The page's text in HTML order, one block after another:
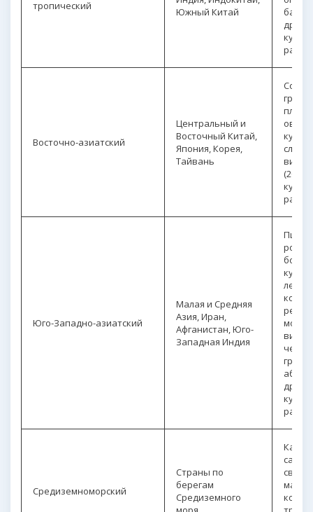
тропический
Южный Китай
др.
Восточно-азиатский
Центральный и
Восточный Китай,
Япония, Корея,
Тайвань
Соя,
слива,
(20%
Юго-Западно-азиатский
Малая и Средняя
Азия, Иран,
Афганистан, Юго-
Западная Индия
рожь,
лен,
репа,
груша,
др.
Средиземноморский
Страны по
берегам
Средиземного